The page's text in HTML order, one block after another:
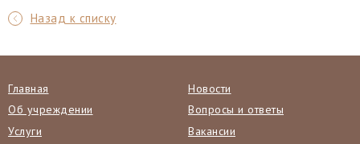
Назад к списку
Главная
Об учреждении
Услуги
Новости
Вопросы и ответы
Вакансии